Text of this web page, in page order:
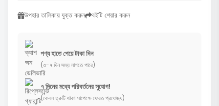
উপহার তালিকায় যুক্ত করুন বইটি শেয়ার করুন
পণ্য হাতে পেয়ে টাকা দিন
(৩-৭ দিন সময় লাগতে পারে)
৭ দিনের মধ্যে পরিবর্তনের সুযোগ!
(কেবল ত্রুটি থাকা সাপেক্ষে ফেরত প্রযোজ্য)